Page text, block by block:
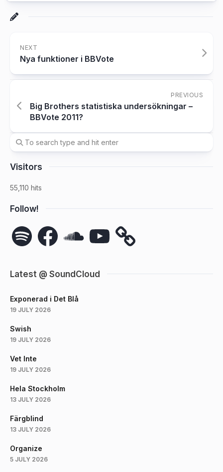
NEXT
Nya funktioner i BBVote
PREVIOUS
Big Brothers statistiska undersökningar –
BBVote 2011?
Visitors
55,110 hits
Follow!
Spotify Facebook YouTube
Latest @ SoundCloud
Exponerad i Det Blå
19 JULY 2026
Swish
19 JULY 2026
Vet Inte
19 JULY 2026
Hela Stockholm
13 JULY 2026
Färgblind
13 JULY 2026
Organize
5 JULY 2026